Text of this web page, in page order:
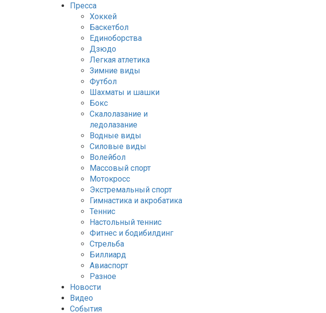
Пресса
Хоккей
Баскетбол
Единоборства
Дзюдо
Легкая атлетика
Зимние виды
Футбол
Шахматы и шашки
Бокс
Скалолазание и
ледолазание
Водные виды
Силовые виды
Волейбол
Массовый спорт
Мотокросс
Экстремальный спорт
Гимнастика и акробатика
Теннис
Настольный теннис
Фитнес и бодибилдинг
Стрельба
Биллиард
Авиаспорт
Разное
Новости
Видео
События